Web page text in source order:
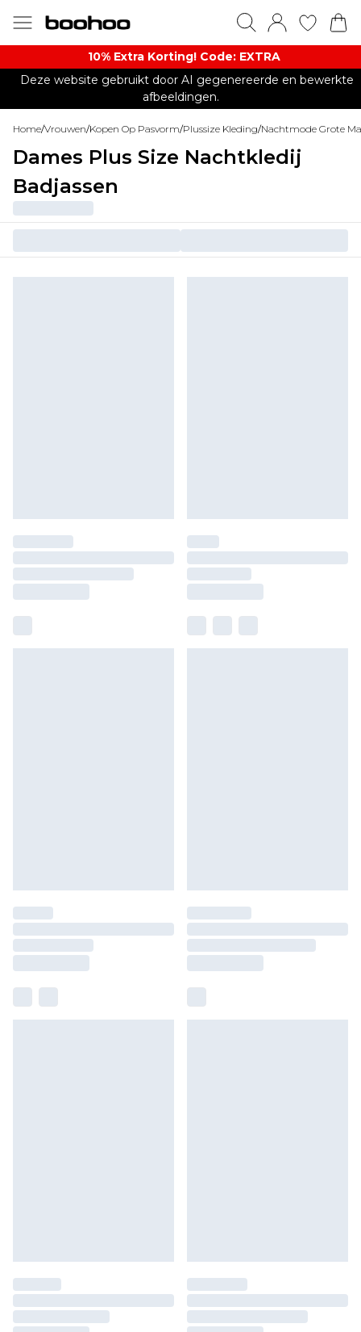
10% Extra Korting! Code: EXTRA​
Deze website gebruikt door AI gegenereerde en bewerkte
afbeeldingen.
Home/Vrouwen/Kopen Op Pasvorm/Plussize Kleding/Nachtmode Grote
Dames Plus Size Nachtkledij
Badjassen